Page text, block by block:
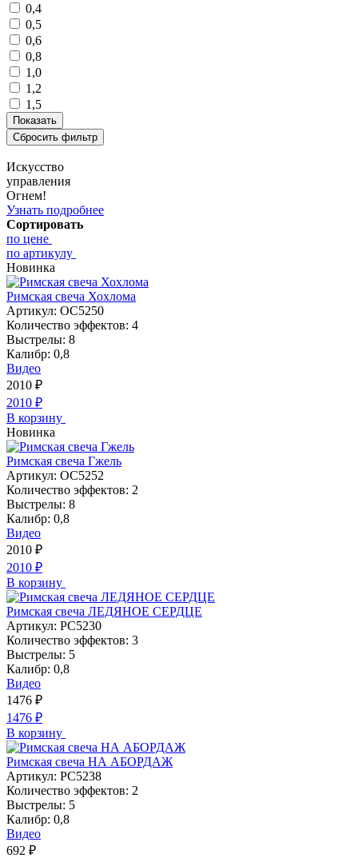
0,4
0,5
0,6
0,8
1,0
1,2
1,5
Искусство
управления
Огнем!
Узнать подробнее
Сортировать
по цене
по артикулу
Новинка
Римская свеча Хохлома
Артикул: ОС5250
Количество эффектов: 4
Выстрелы: 8
Калибр: 0,8
Видео
2010 ₽
2010 ₽
В корзину
Новинка
Римская свеча Гжель
Артикул: ОС5252
Количество эффектов: 2
Выстрелы: 8
Калибр: 0,8
Видео
2010 ₽
2010 ₽
В корзину
Римская свеча ЛЕДЯНОЕ СЕРДЦЕ
Артикул: РС5230
Количество эффектов: 3
Выстрелы: 5
Калибр: 0,8
Видео
1476 ₽
1476 ₽
В корзину
Римская свеча НА АБОРДАЖ
Артикул: РС5238
Количество эффектов: 2
Выстрелы: 5
Калибр: 0,8
Видео
692 ₽